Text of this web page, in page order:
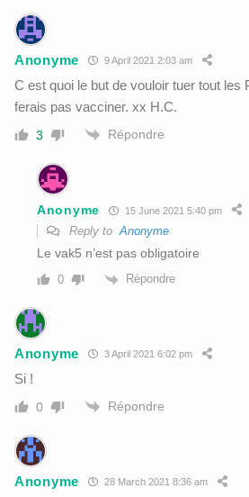
Anonyme 9 April 2021 2:03 am
C est quoi le but de vouloir tuer tout les
ferais pas vacciner. xx H.C.
3 Répondre
Anonyme 15 June 2021 5:40 pm
Reply toAnonyme
Le vak5 n’est pas obligatoire
0 Répondre
Anonyme 3 April 2021 6:02 pm
Si !
0 Répondre
Anonyme 28 March 2021 8:36 am